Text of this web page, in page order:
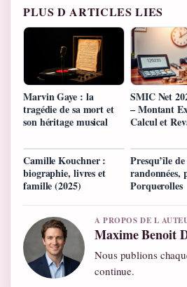
PLUS D ARTICLES LIES
Marvin Gaye : la
tragédie de sa mort et
son héritage musical
SMIC Net
– Montant
Calcul et
Camille Kouchner :
biographie, livres et
famille (2025)
Presqu’île
randonnées,
Porquerolles
A PROPOS DE L
Maxime Benoit
Nous publions
continue.